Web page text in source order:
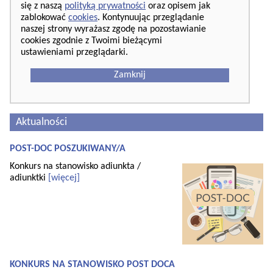
się z naszą polityką prywatności oraz opisem jak
zablokować cookies. Kontynuując przeglądanie
naszej strony wyrażasz zgodę na pozostawianie
cookies zgodnie z Twoimi bieżącymi
ustawieniami przeglądarki.
Zamknij
Aktualności
POST-DOC POSZUKIWANY/A
Konkurs na stanowisko adiunkta /
adiunktki
[więcej]
KONKURS NA STANOWISKO POST DOCA